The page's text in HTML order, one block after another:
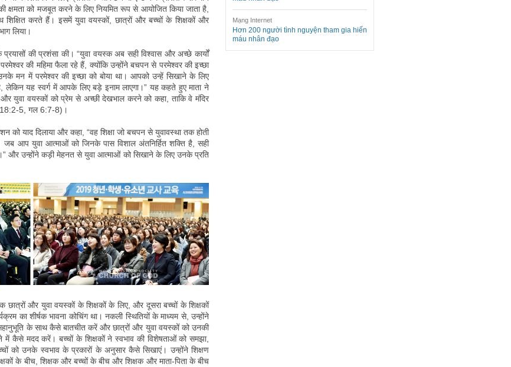
क्षमता को मजबूत करने के लिए नियमित रूप से आयोजित किया जाता है,
शिक्षित करते हैं। इसमें युवा वयस्कों, छात्रों और बच्चों के शिक्षकों और
लिया।
प्रयासों की प्रशंसा की। “युवा वयस्क अब सही विश्वास और अच्छे कार्यों
की महिमा फैला रहे हैं, क्योंकि उन्होंने बचपन से परमेश्वर की इच्छा
मन में परमेश्वर की इच्छा को बोया था। आपको उन्हें सिखाने के लिए
यह स्वर्ग में आपके लिए बड़े इनाम लाएगा।” यह कहते हुए माता ने
और युवा वयस्कों को प्रेम से अच्छी देखभाल करने को कहा, ताकि वे मंदिर
18:2-5, गल 6:7-8)।
को याद दिलाया और कहा, “वह शिक्षा जो बचपन से युवावस्था तक होती
जब आप युवा आत्माओं को जिनके पास विशाल अंतनिर्हित शक्ति है, सही
और उन्होंने कड़ी मेहनत से युवा आत्माओं को सिखाने के लिए उनके प्रति
छात्रों और युवा वयस्कों के शिक्षकों के लिए, और दूसरा बच्चों के शिक्षकों
का शीर्षक भावना कोचिंग था। नकली स्थितियों के माध्यम से, उन्होंने
के साथ कैसे बातचीत करें और छात्रों और युवा वयस्कों को उनकी
कैसे मदद करें। बच्चों के शिक्षकों ने स्वभाव की विशेषताओं को समझा,
को उनके स्वभाव के प्रकारों के अनुसार कैसे सिखाएं। उन्होंने शिक्षण
के बीच, शिक्षक और बच्चों के बीच और शिक्षक और माता-पिता के बीच
Mạng Internet
Hơn 200 người tình nguyện tham gia hiến
máu nhân đạo